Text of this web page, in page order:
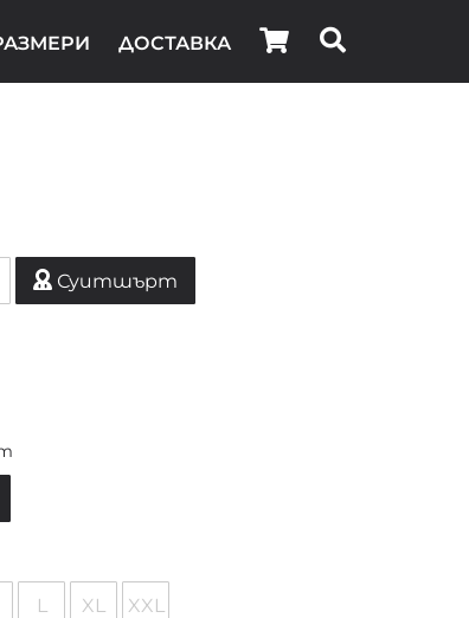
ДОСТАВКА
Суитшърт
L XL XXL